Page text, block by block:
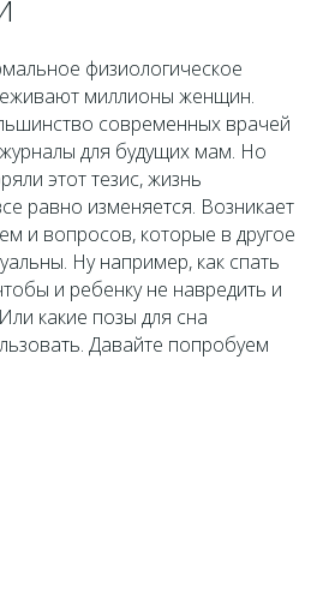
физиологическое
миллионы женщин.
современных врачей
для будущих мам. Но
этот тезис, жизнь
равно изменяется. Возникает
и вопросов, которые в другое
Ну например, как спать
и ребенку не навредить и
какие позы для сна
Давайте попробуем